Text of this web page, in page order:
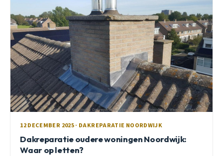
12 DECEMBER 2025 · DAKREPARATIE NOORDWIJK
Dakreparatie oudere woningen Noordwijk:
Waar op letten?